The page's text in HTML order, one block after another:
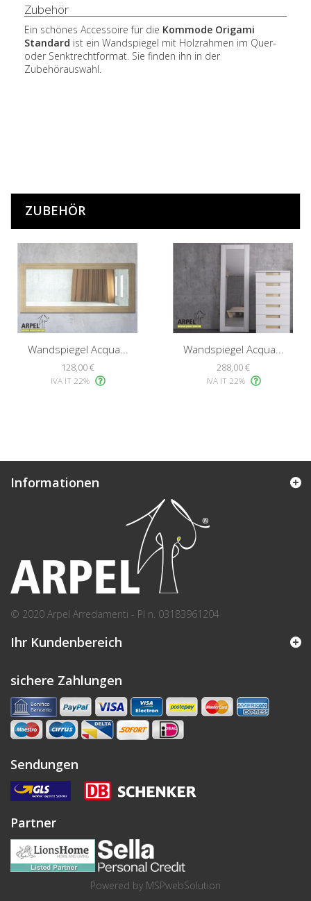
Zubehör
Ein schönes Accessoire für die Kommode Origami
Standard ist ein Wandspiegel mit Holzrahmen im Quer-
oder Senktrechtformat. Sie finden ihn in der
Zubehörauswahl.
ZUBEHÖR
Wandspiegel Acqua...
128,00 €
IVA IT 22%
Wandspiegel Acqua...
288,00 €
IVA IT 22%
Informationen
© 2020 Arpel Arredamenti - PI n. 03183961204
Ihr Kundenbereich
sichere Zahlungen
Sendungen
Partner
Powered by MSPwebSolution